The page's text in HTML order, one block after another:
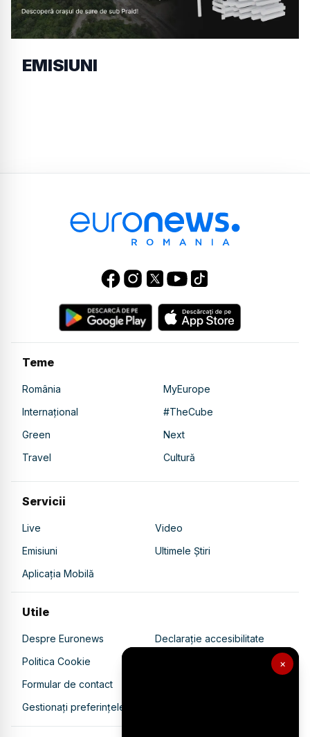
×
EMISIUNI
Teme
România
MyEurope
Internațional
#TheCube
Green
Next
Travel
Cultură
Servicii
Live
Video
Emisiuni
Ultimele Știri
Aplicația Mobilă
Utile
Despre Euronews
Declarație accesibilitate
Politica Cookie
Politica de confidențialitate
Formular de contact
Gestionați preferințele